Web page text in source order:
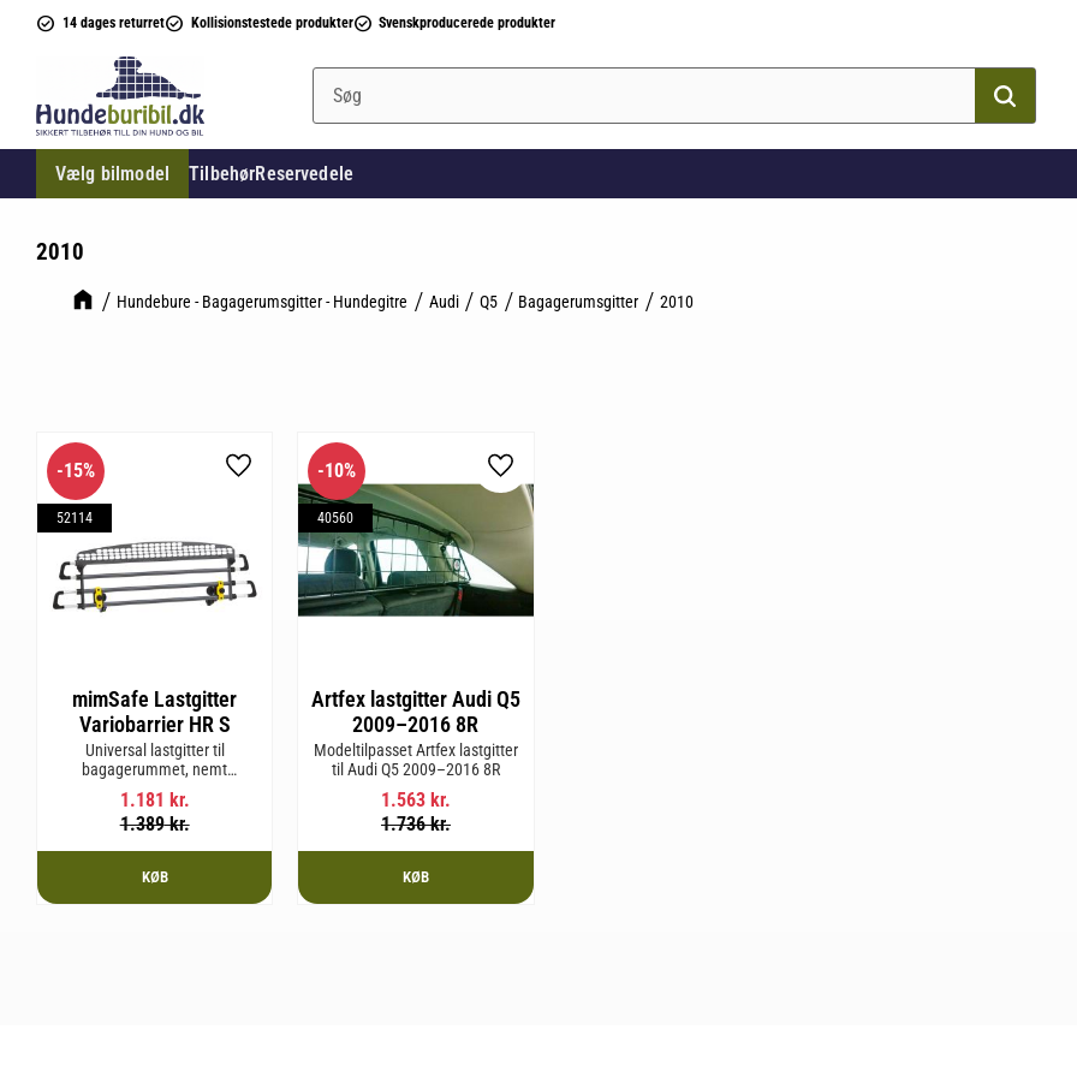
14 dages returret Kollisionstestede produkter Svenskproducerede produkter
Vælg bilmodel TilbehørReservedele
2010
Hundebure - Bagagerumsgitter - Hundegitre Audi Q5 Bagagerumsgitter 2010
mimSafe Lastgitter
Variobarrier HR S
Universal lastgitter til
bagagerummet, nemt
justerbart for at passe bilens
form og sikre en tryg og sikker
rejse med kæledyr eller last.
1.181 kr.
1.389kr.
15%
52114
Gem som favorit
KØB
Artfex lastgitter Audi Q5
2009–2016 8R
Modeltilpasset Artfex lastgitter
til Audi Q5 2009–2016 8R
1.563kr.
1.736kr.
10%
40560
Gem som favorit
KØB